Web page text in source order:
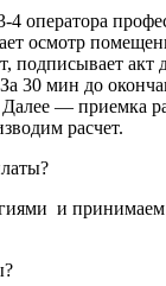
оператора
осмотр
подписывает акт
30 мин до
— приемка
расчет.
и